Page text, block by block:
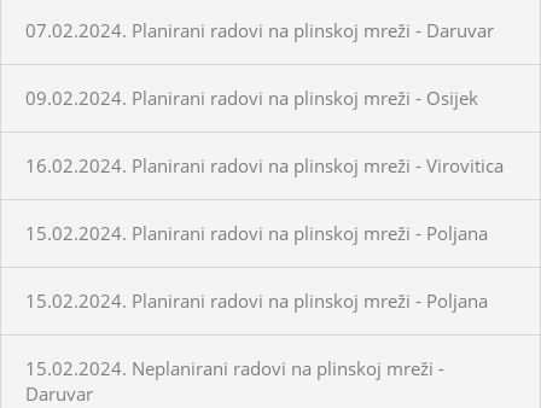
07.02.2024. Planirani radovi na plinskoj mreži - Daruvar
09.02.2024. Planirani radovi na plinskoj mreži - Osijek
16.02.2024. Planirani radovi na plinskoj mreži - Virovitica
15.02.2024. Planirani radovi na plinskoj mreži - Poljana
15.02.2024. Planirani radovi na plinskoj mreži - Poljana
15.02.2024. Neplanirani radovi na plinskoj mreži -
Daruvar